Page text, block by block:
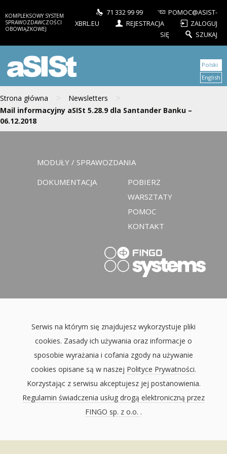
KOMPLEKSOWY SYSTEM
SPRAWOZDAWCZOŚCI
OBOWIĄZKOWEJ
71 332 99 99
POMOC@ASIST-
XBRL.EU
REJESTRACJA
ZALOGUJ
SIĘ
SZUKAJ
aSISt
Strona główna > Newsletters >
Mail informacyjny aSISt 5.28.9 dla Santander Banku –
06.12.2018
Polski
English
MODUŁY / SPRAWOZDANIA
DOKUMENTACJA
POBIERZ
WARSZTATY
POMOC
KONTAKT
Serwis na którym się znajdujesz wykorzystuje pliki
cookies. Zasady ich używania oraz informacje o
sposobie wyrażania i cofania zgody na używanie
cookies opisane są w naszej Polityce Prywatności.
Korzystając z serwisu akceptujesz jej postanowienia.
Regulamin świadczenia usług drogą elektroniczną przez
FINGO sp. z o.o. .